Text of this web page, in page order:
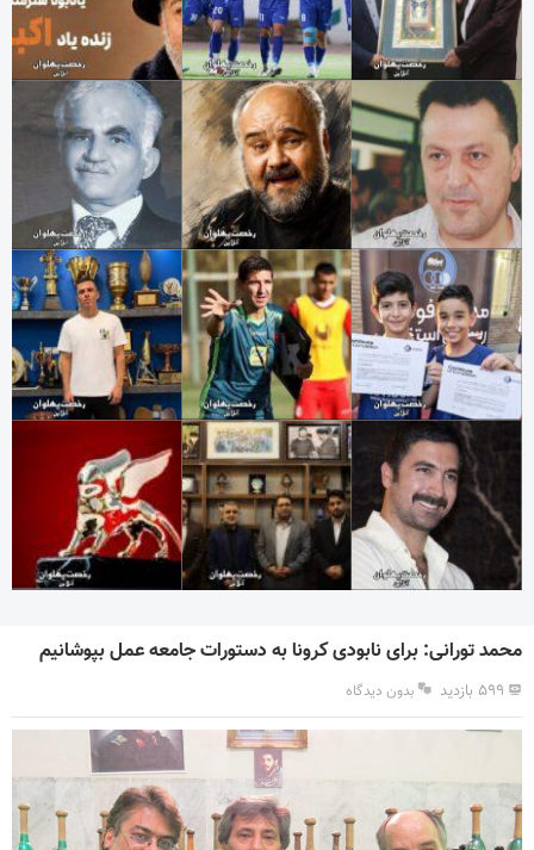
محمد تورانی: برای نابودی کرونا به دستورات جامعه عمل بپوشانیم
۵۹۹ بازدید بدون دیدگاه